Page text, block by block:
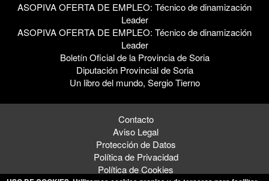
ASOPIVA OFERTA DE EMPLEO: Técnico de dinamización
Leader
ASOPIVA OFERTA DE EMPLEO: Técnico de dinamización
Leader
Boletín Oficial de la Provincia de Soria
Diputación Provincial de Soria
Un libro del mundo, Sergio Tierno
Contacto
Aviso Legal
Protección de Datos
Política de Privacidad
Política de Cookies